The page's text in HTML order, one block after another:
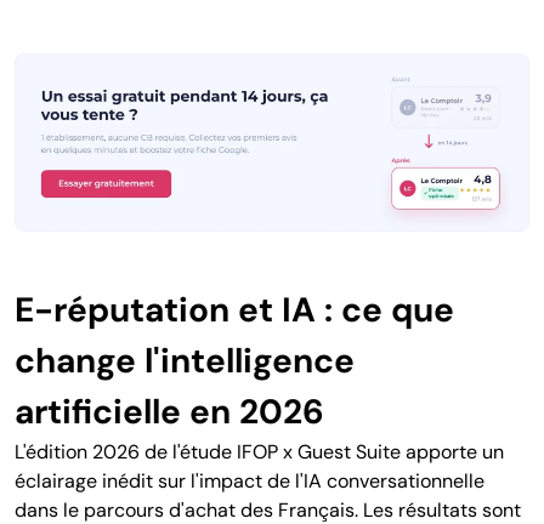
E-réputation et IA : ce que
change l'intelligence
artificielle en 2026
L'édition 2026 de l'étude IFOP x Guest Suite apporte un
éclairage inédit sur l'impact de l'IA conversationnelle
dans le parcours d'achat des Français. Les résultats sont